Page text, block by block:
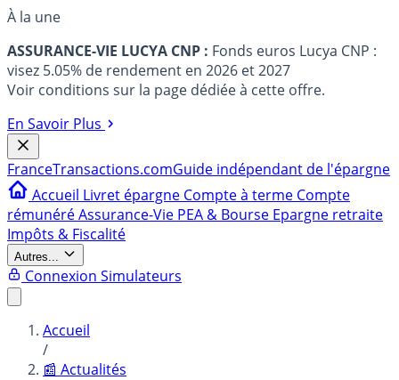
À la une
ASSURANCE-VIE LUCYA CNP : Fonds euros Lucya CNP :
visez 5.05% de rendement en 2026 et 2027
Voir conditions sur la page dédiée à cette offre.
En Savoir Plus
FranceTransactions.comGuide indépendant de l'épargne
Accueil Livret épargne Compte à terme Compte
rémunéréAssurance-Vie PEA & Bourse Epargne retraite
Impôts & Fiscalité
Autres...
Connexion Simulateurs
Accueil
/
📰 Actualités